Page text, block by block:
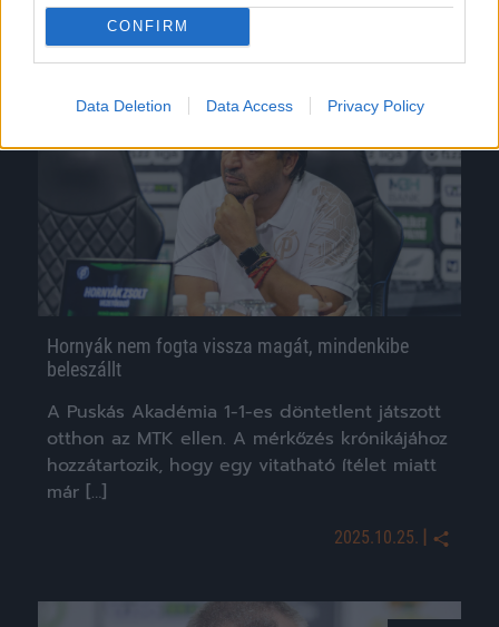
CONFIRM
Data Deletion Data Access Privacy Policy
2025.10.30. |
Hírek
Hornyák nem fogta vissza magát, mindenkibe
beleszállt
A Puskás Akadémia 1-1-es döntetlent játszott
otthon az MTK ellen. A mérkőzés krónikájához
hozzátartozik, hogy egy vitatható ítélet miatt
már […]
2025.10.25. |